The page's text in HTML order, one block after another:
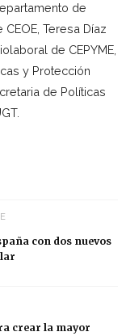
de
Teresa Díaz
de CEPYME,
y Protección
de Políticas
con dos nuevos
crear la mayor